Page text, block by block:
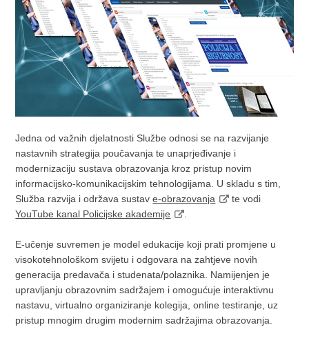
Jedna od važnih djelatnosti Službe odnosi se na razvijanje
nastavnih strategija poučavanja te unaprjeđivanje i
modernizaciju sustava obrazovanja kroz pristup novim
informacijsko-komunikacijskim tehnologijama. U skladu s tim,
Služba razvija i održava sustave-obrazovanja
te vodi
YouTube kanal Policijske akademije
E-učenje suvremen je model edukacije koji prati promjene u
visokotehnološkom svijetu i odgovara na zahtjeve novih
generacija predavača i studenata/polaznika. Namijenjen je
upravljanju obrazovnim sadržajem i omogućuje interaktivnu
nastavu, virtualno organiziranje kolegija, online testiranje, uz
pristup mnogim drugim modernim sadržajima obrazovanja.